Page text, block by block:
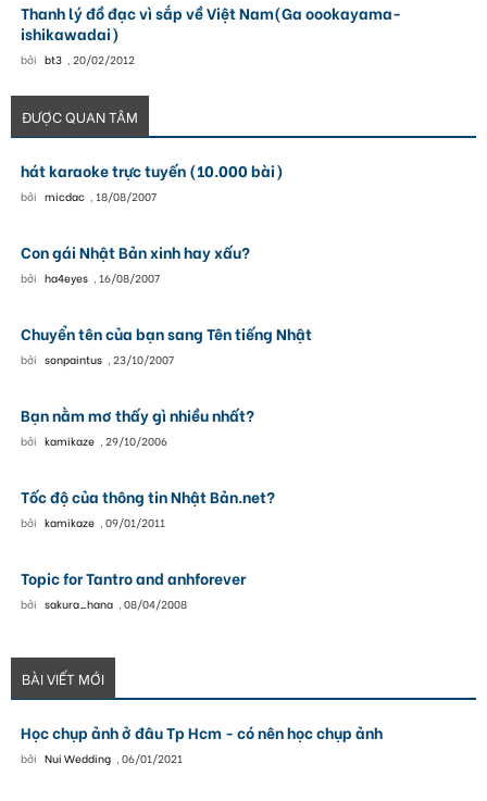
Thanh lý đồ đạc vì sắp về Việt Nam(Ga oookayama-
ishikawadai)
bởi bt3 , 20/02/2012
ĐƯỢC QUAN TÂM
hát karaoke trực tuyến (10.000 bài)
bởi micdac , 18/08/2007
Con gái Nhật Bản xinh hay xấu?
bởi ha4eyes , 16/08/2007
Chuyển tên của bạn sang Tên tiếng Nhật
bởi sonpaintus , 23/10/2007
Bạn nằm mơ thấy gì nhiều nhất?
bởi kamikaze , 29/10/2006
Tốc độ của thông tin Nhật Bản.net?
bởi kamikaze , 09/01/2011
Topic for Tantro and anhforever
bởi sakura_hana , 08/04/2008
BÀI VIẾT MỚI
Học chụp ảnh ở đâu Tp Hcm - có nên học chụp ảnh
bởi Nui Wedding , 06/01/2021